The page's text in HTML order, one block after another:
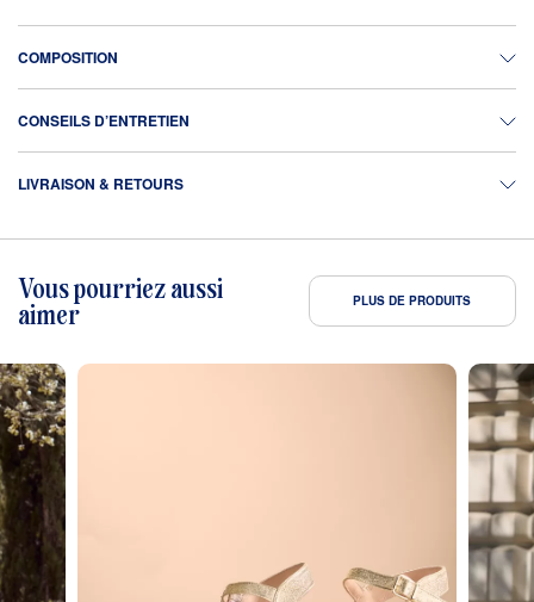
COMPOSITION
CONSEILS D’ENTRETIEN
LIVRAISON & RETOURS
Vous pourriez aussi
aimer
PLUS DE PRODUITS